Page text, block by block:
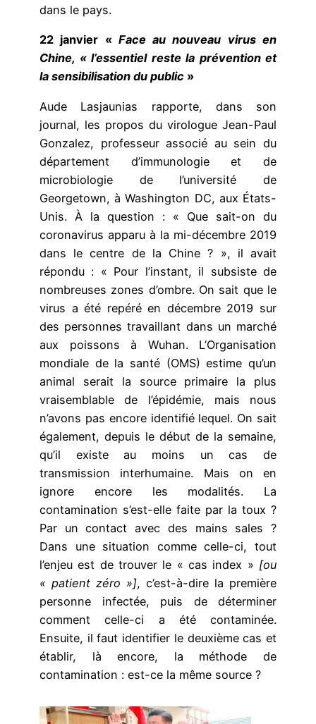
dans le pays.
22 janvier « Face au nouveau virus en
Chine, « l’essentiel reste la prévention et
la sensibilisation du public »
Aude Lasjaunias rapporte, dans son
journal, les propos du virologue Jean-Paul
Gonzalez, professeur associé au sein du
département d’immunologie et de
microbiologie de l’université de
Georgetown, à Washington DC, aux États-
Unis. À la question : « Que sait-on du
coronavirus apparu à la mi-décembre 2019
dans le centre de la Chine ? », il avait
répondu : « Pour l’instant, il subsiste de
nombreuses zones d’ombre. On sait que le
virus a été repéré en décembre 2019 sur
des personnes travaillant dans un marché
aux poissons à Wuhan. L’Organisation
mondiale de la santé (OMS) estime qu’un
animal serait la source primaire la plus
vraisemblable de l’épidémie, mais nous
n’avons pas encore identifié lequel. On sait
également, depuis le début de la semaine,
qu’il existe au moins un cas de
transmission interhumaine. Mais on en
ignore encore les modalités. La
contamination s’est-elle faite par la toux ?
Par un contact avec des mains sales ?
Dans une situation comme celle-ci, tout
l’enjeu est de trouver le « cas index » [ou
« patient zéro »], c’est-à-dire la première
personne infectée, puis de déterminer
comment celle-ci a été contaminée.
Ensuite, il faut identifier le deuxième cas et
établir, là encore, la méthode de
contamination : est-ce la même source ?